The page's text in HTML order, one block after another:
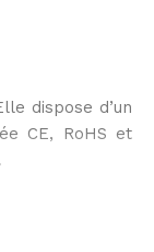
dispose d’un
CE, RoHS et